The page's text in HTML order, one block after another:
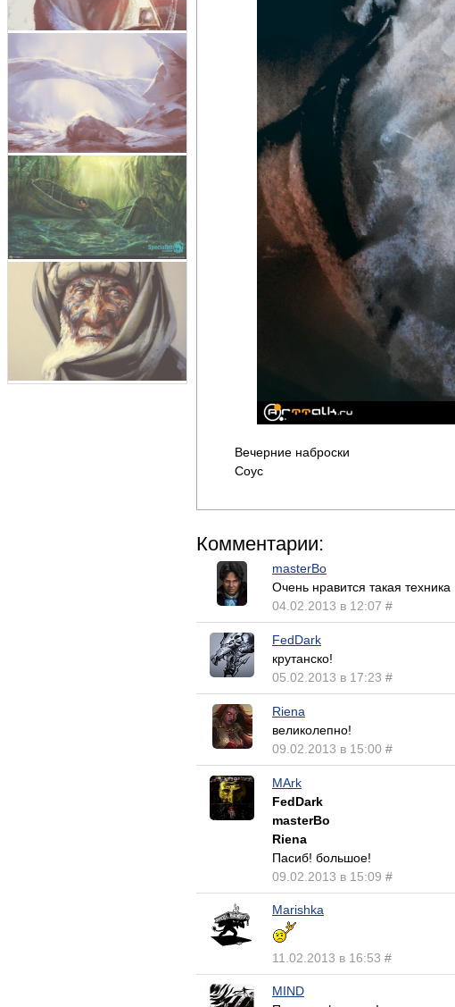
Вечерние наброски
Соус
Комментарии:
masterBo
Очень нравится такая техника
04.02.2013 в 12:07 #
FedDark
крутанско!
05.02.2013 в 17:23 #
Riena
великолепно!
09.02.2013 в 15:00 #
MArk
FedDark
masterBo
Riena
Пасиб! большое!
09.02.2013 в 15:09 #
Marishka
11.02.2013 в 16:53 #
MIND